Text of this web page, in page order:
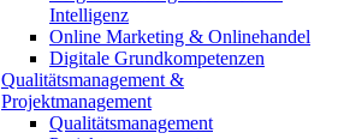
Intelligenz
Online Marketing & Onlinehandel
Digitale Grundkompetenzen
Qualitätsmanagement &
Projektmanagement
Qualitätsmanagement